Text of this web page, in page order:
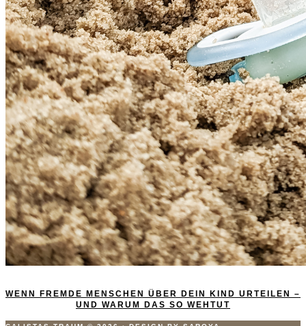
WENN FREMDE MENSCHEN ÜBER DEIN KIND URTEILEN –
UND WARUM DAS SO WEHTUT